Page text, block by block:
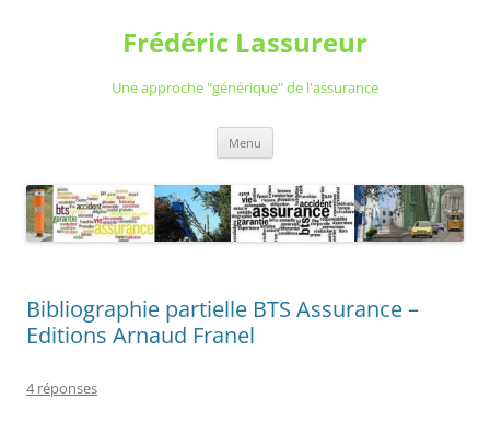
Frédéric Lassureur
Une approche "générique" de l'assurance
Menu
Bibliographie partielle BTS Assurance –
Editions Arnaud Franel
4 réponses